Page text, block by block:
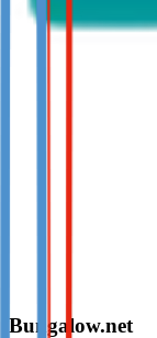
Bungalow.net